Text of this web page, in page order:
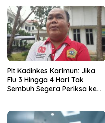
Plt Kadinkes Karimun: Jika
Flu 3 Hingga 4 Hari Tak
Sembuh Segera Periksa ke